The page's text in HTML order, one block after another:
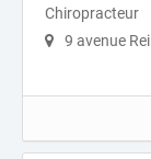
Chiropracteur
9 avenue